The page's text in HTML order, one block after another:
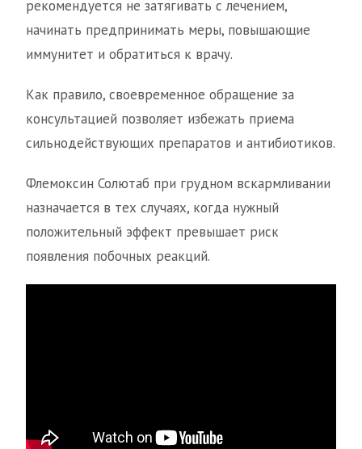
рекомендуется не затягивать с лечением,
начинать предпринимать меры, повышающие
иммунитет и обратиться к врачу.
Как правило, своевременное обращение за
консультацией позволяет избежать приема
сильнодействующих препаратов и антибиотиков.
Флемоксин Солютаб при грудном вскармливании
назначается в тех случаях, когда нужный
положительный эффект превышает риск
появления побочных реакций.